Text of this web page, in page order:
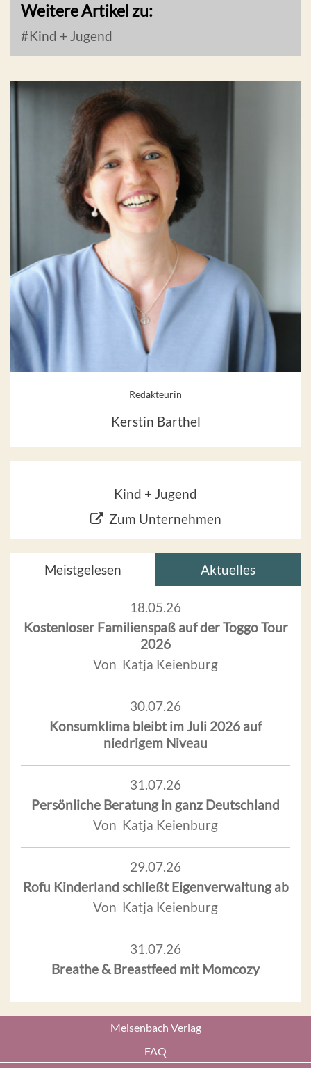
Weitere Artikel zu:
Kind + Jugend
Redakteurin
Kerstin Barthel
Kind + Jugend
Zum Unternehmen
Meistgelesen Aktuelles
18.05.26
Kostenloser Familienspaß auf der Toggo Tour
2026
Von Katja Keienburg
30.07.26
Konsumklima bleibt im Juli 2026 auf
niedrigem Niveau
31.07.26
Persönliche Beratung in ganz Deutschland
Von Katja Keienburg
29.07.26
Rofu Kinderland schließt Eigenverwaltung ab
Von Katja Keienburg
31.07.26
Breathe & Breastfeed mit Momcozy
Meisenbach Verlag
FAQ